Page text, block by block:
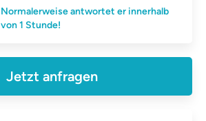
Normalerweise antwortet er innerhalb
von 1 Stunde!
Jetzt anfragen